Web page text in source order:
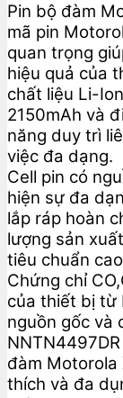
Pin bộ đàm
mã pin
quan trọng
hiệu quả của
chất liệu Li-
2150mAh và
năng duy trì
việc đa dạng.
Cell pin có
hiện sự đa
lắp ráp hoàn
lượng sản
tiêu chuẩn
Chứng chỉ
của thiết bị từ
nguồn gốc và
đàm Motorola
thích và đa